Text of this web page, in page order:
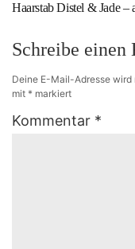
Haarstab Distel & Jade –
Schreibe einen
Deine E-Mail-Adresse
mit * markiert
Kommentar *